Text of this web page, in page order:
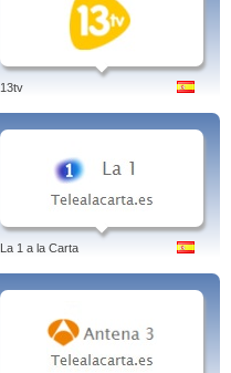
13tv
La 1 a la Carta